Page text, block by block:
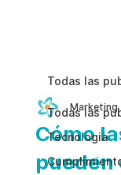
Todas las
Tecnologia
Todas las
Cómo
pueden
Marketing